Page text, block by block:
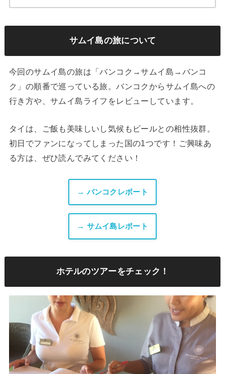
サムイ島の旅について
今回のサムイ島の旅は「バンコク→サムイ島→バンコ
ク」の順番で巡っている旅。バンコクからサムイ島への
行き方や、サムイ島ライフをレビューしています。
タイは、ご飯も美味しいし気候もビールとの相性抜群。
初日でファンになってしまった国の1つです！ご興味あ
る方は、ぜひ読んでみてください！
→ バンコクレポート
→ サムイ島レポート
ホテルのツアーをチェック！